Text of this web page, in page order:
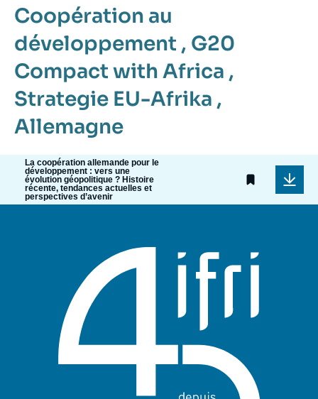
Coopération au
développement , G20
Compact with Africa ,
Strategie EU-Afrika ,
Allemagne
La coopération allemande pour le
développement : vers une
évolution géopolitique ? Histoire
récente, tendances actuelles et
perspectives d’avenir